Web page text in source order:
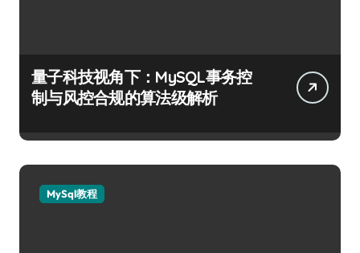
量子科技视角下：MySQL事务控
制与风控合规的算法级解析
MySql教程